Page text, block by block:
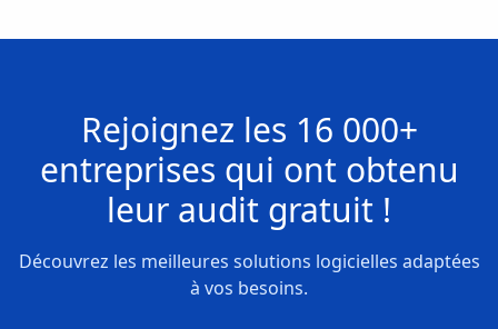
Rejoignez les 16 000+
entreprises qui ont obtenu
leur audit gratuit !
Découvrez les meilleures solutions logicielles adaptées
à vos besoins.